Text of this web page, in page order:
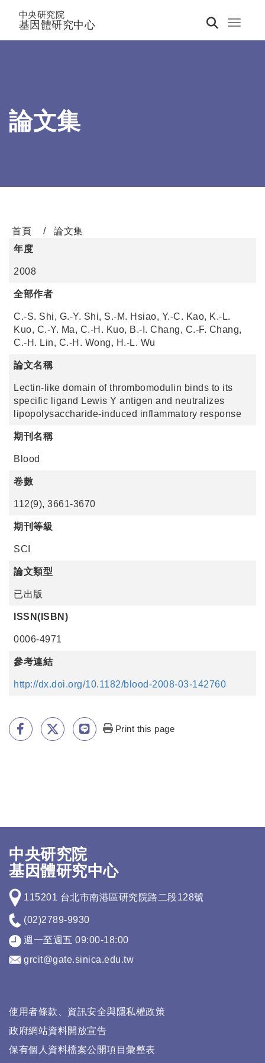
Toggle
中央研究院
基因體研究中心
論文集
首頁
論文集
年度
2008
全部作者
C.-S. Shi, G.-Y. Shi, S.-M. Hsiao, Y.-C. Kao, K.-L.
Kuo, C.-Y. Ma, C.-H. Kuo, B.-I. Chang, C.-F. Chang,
C.-H. Lin, C.-H. Wong, H.-L. Wu
論文名稱
Lectin-like domain of thrombomodulin binds to its
specific ligand Lewis Y antigen and neutralizes
lipopolysaccharide-induced inflammatory response
期刊名稱
Blood
卷數
112(9), 3661-3670
期刊等級
SCI
論文類型
已出版
ISSN(ISBN)
0006-4971
參考連結
http://dx.doi.org/10.1182/blood-2008-03-142760
Print this page
中央研究院
基因體研究中心
115201 台北市南港區研究院路二段128號
(02)2789-9930
週一至週五 09:00-18:00
grcit@gate.sinica.edu.tw
使用者條款、資訊安全與隱私權政策
政府網站資料開放宣告
保有個人資料檔案公開項目彙整表